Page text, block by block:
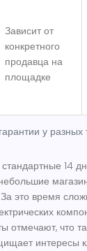
у разных
Зависит от
конкретного
продавца на
площадке
14
это время
отмечают, что
интересы